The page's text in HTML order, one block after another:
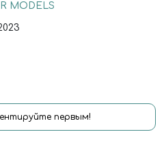
MODELS
первым!